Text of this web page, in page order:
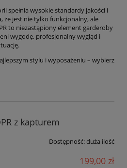
spełnia wysokie standardy jakości i
że jest nie tylko funkcjonalny, ale
to niezastąpiony element garderoby
wygodę, profesjonalny wygląd i
stylu i wyposażeniu – wybierz
z kapturem
Dostępność:duża ilość
199,00 zł